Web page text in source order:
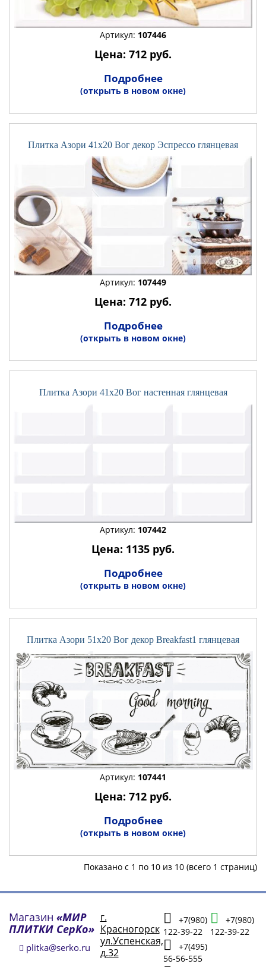
Артикул: 107446
Цена: 712 руб.
Подробнее
(открыть в новом окне)
Плитка Азори 41x20 Вог декор Эспрессо глянцевая
Артикул: 107449
Цена: 712 руб.
Подробнее
(открыть в новом окне)
Плитка Азори 41x20 Вог настенная глянцевая
Артикул: 107442
Цена: 1135 руб.
Подробнее
(открыть в новом окне)
Плитка Азори 51x20 Вог декор Breakfast1 глянцевая
Артикул: 107441
Цена: 712 руб.
Подробнее
(открыть в новом окне)
Показано с 1 по 10 из 10 (всего 1 страниц)
Магазин «МИР
ПЛИТКИ СерКо»
plitka@serko.ru
г.
Красногорск
ул.Успенская,
д.32
+7(980)
122-39-22
+7(495)
56-56-555
+7(980)
122-39-22